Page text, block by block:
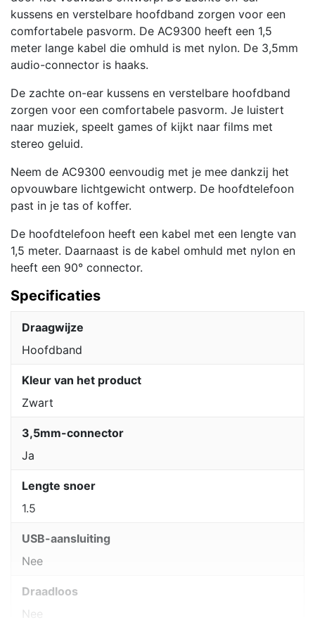
kussens en verstelbare hoofdband zorgen voor een
comfortabele pasvorm. De AC9300 heeft een 1,5
meter lange kabel die omhuld is met nylon. De 3,5mm
audio-connector is haaks.
De zachte on-ear kussens en verstelbare hoofdband
zorgen voor een comfortabele pasvorm. Je luistert
naar muziek, speelt games of kijkt naar films met
stereo geluid.
Neem de AC9300 eenvoudig met je mee dankzij het
opvouwbare lichtgewicht ontwerp. De hoofdtelefoon
past in je tas of koffer.
De hoofdtelefoon heeft een kabel met een lengte van
1,5 meter. Daarnaast is de kabel omhuld met nylon en
heeft een 90° connector.
Specificaties
Draagwijze
Hoofdband
Kleur van het product
Zwart
3,5mm-connector
Ja
Lengte snoer
1.5
USB-aansluiting
Nee
Draadloos
Nee